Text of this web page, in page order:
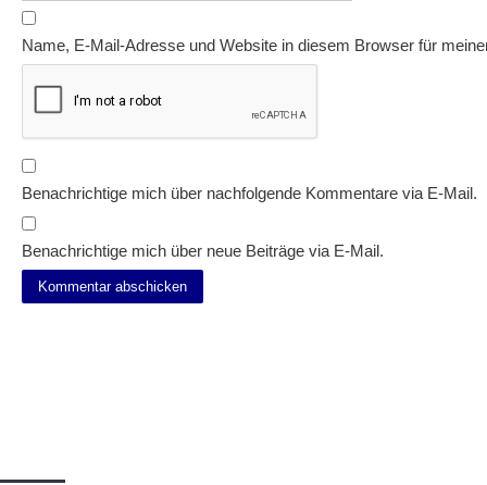
Name, E-Mail-Adresse und Website in diesem Browser für
Benachrichtige mich über nachfolgende Kommentare via E-Mail.
Benachrichtige mich über neue Beiträge via E-Mail.